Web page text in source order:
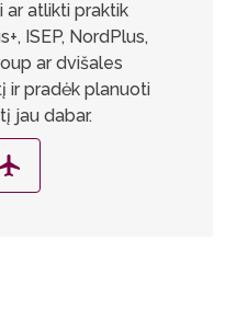
ar atlikti praktik
ISEP, NordPlus,
ar dvišales
ir pradėk planuoti
jau dabar.